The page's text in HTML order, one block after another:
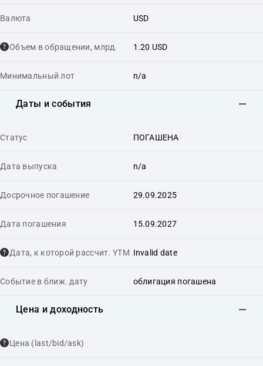
Валюта USD
Объем в обращении, млрд. 1.20 USD
Минимальный лот n/a
Даты и события
Статус ПОГАШЕНА
Дата выпуска n/a
Досрочное погашение 29.09.2025
Дата погашения 15.09.2027
Дата, к которой рассчит. YTM Invalid date
Событие в ближ. дату облигация погашена
Цена и доходность
Цена (last/bid/ask)